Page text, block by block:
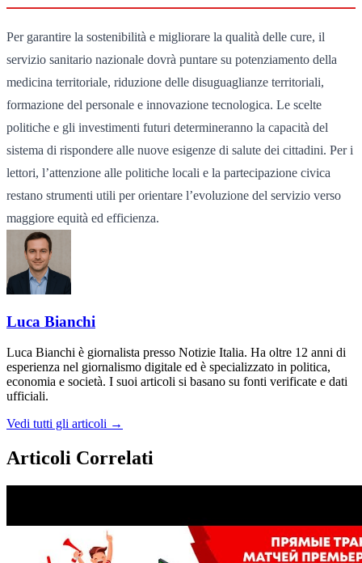
Per garantire la sostenibilità e migliorare la qualità delle cure, il
servizio sanitario nazionale dovrà puntare su potenziamento della
medicina territoriale, riduzione delle disuguaglianze territoriali,
formazione del personale e innovazione tecnologica. Le scelte
politiche e gli investimenti futuri determineranno la capacità del
sistema di rispondere alle nuove esigenze di salute dei cittadini. Per i
lettori, l’attenzione alle politiche locali e la partecipazione civica
restano strumenti utili per orientare l’evoluzione del servizio verso
maggiore equità ed efficienza.
Luca Bianchi
Luca Bianchi è giornalista presso Notizie Italia. Ha oltre 12 anni di
esperienza nel giornalismo digitale ed è specializzato in politica,
economia e società. I suoi articoli si basano su fonti verificate e dati
ufficiali.
Vedi tutti gli articoli →
Articoli Correlati